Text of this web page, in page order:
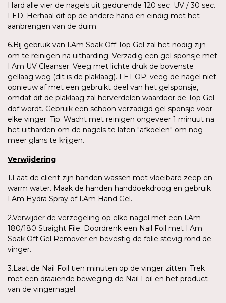
Hard alle vier de nagels uit gedurende 120 sec. UV / 30 sec.
LED. Herhaal dit op de andere hand en eindig met het
aanbrengen van de duim.
6.Bij gebruik van I.Am Soak Off Top Gel zal het nodig zijn
om te reinigen na uitharding. Verzadig een gel sponsje met
I.Am UV Cleanser. Veeg met lichte druk de bovenste
gellaag weg (dit is de plaklaag). LET OP: veeg de nagel niet
opnieuw af met een gebruikt deel van het gelsponsje,
omdat dit de plaklaag zal herverdelen waardoor de Top Gel
dof wordt. Gebruik een schoon verzadigd gel sponsje voor
elke vinger. Tip: Wacht met reinigen ongeveer 1 minuut na
het uitharden om de nagels te laten "afkoelen" om nog
meer glans te krijgen.
Verwijdering
1.Laat de cliënt zijn handen wassen met vloeibare zeep en
warm water. Maak de handen handdoekdroog en gebruik
I.Am Hydra Spray of I.Am Hand Gel.
2.Verwijder de verzegeling op elke nagel met een I.Am
180/180 Straight File. Doordrenk een Nail Foil met I.Am
Soak Off Gel Remover en bevestig de folie stevig rond de
vinger.
3.Laat de Nail Foil tien minuten op de vinger zitten. Trek
met een draaiende beweging de Nail Foil en het product
van de vingernagel.